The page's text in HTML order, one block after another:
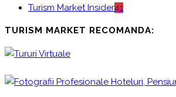
Turism Market Insider41
TURISM MARKET RECOMANDA: